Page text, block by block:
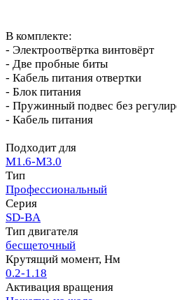
В комплекте:
- Электроотвёртка винтовёрт
- Две пробные биты
- Кабель питания отвертки
- Блок питания
- Пружинный подвес без
- Кабель питания
Подходит для
M1.6-M3.0
Тип
Профессиональный
Серия
SD-BA
Тип двигателя
бесщеточный
Крутящий момент, Нм
0.2-1.18
Активация вращения